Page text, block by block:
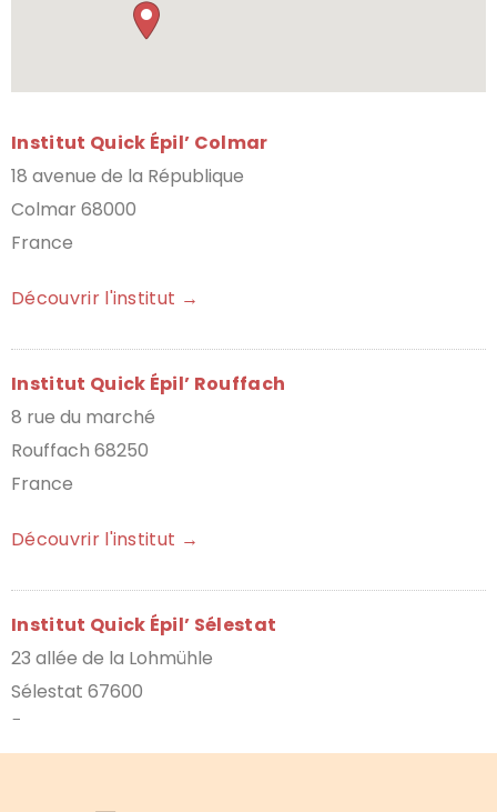
Institut Quick Épil’ Colmar
18 avenue de la République
Colmar 68000
France
Découvrir l'institut →
Institut Quick Épil’ Rouffach
8 rue du marché
Rouffach 68250
France
Découvrir l'institut →
Institut Quick Épil’ Sélestat
23 allée de la Lohmühle
Sélestat 67600
France